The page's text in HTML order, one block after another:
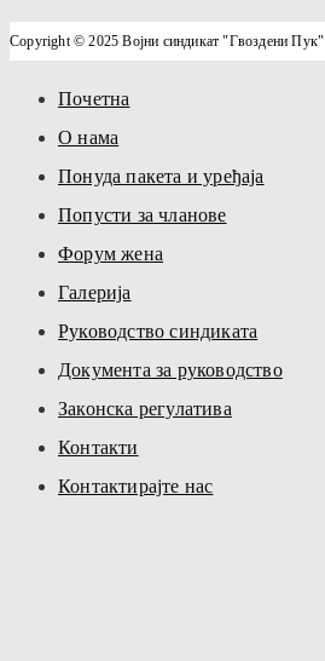
Copyright © 2025 Војни синдикат "Гвоздени Пук"
Почетна
О нама
Понуда пакета и уређаја
Попусти за чланове
Форум жена
Галерија
Руководство синдиката
Документа за руководство
Законска регулатива
Контакти
Контактирајте нас